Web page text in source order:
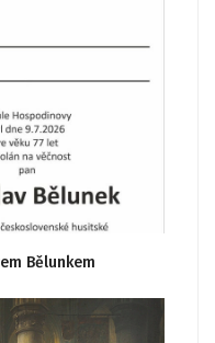
Bělunkem